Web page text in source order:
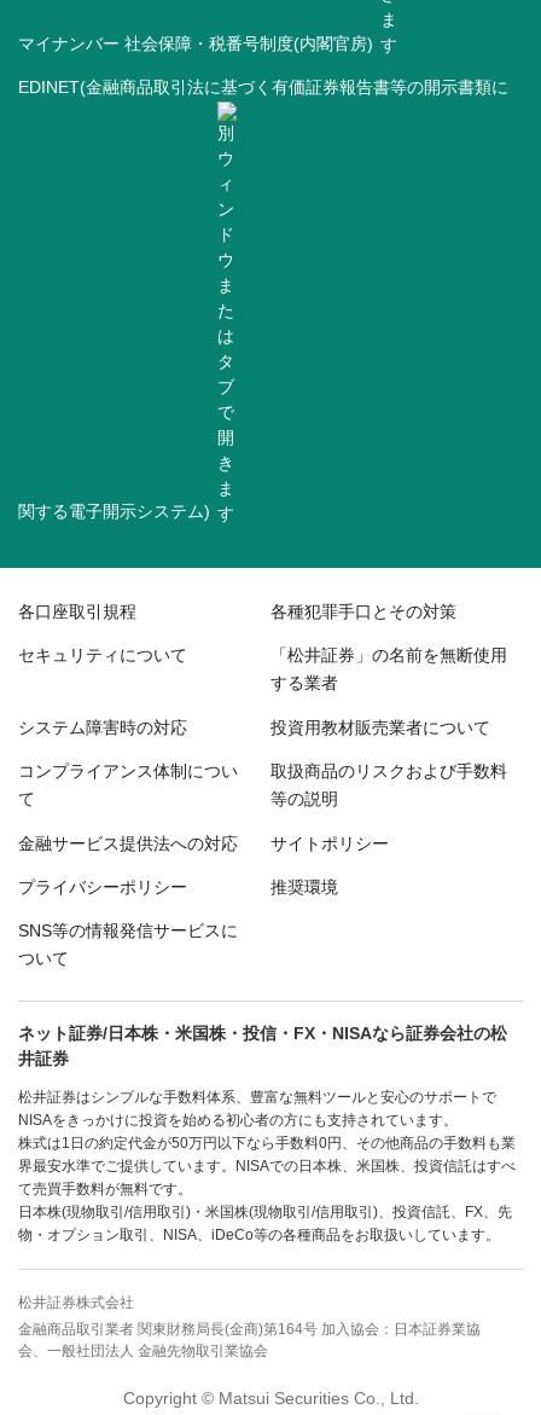
マイナンバー 社会保障・税番号制度(内閣官房)
EDINET(金融商品取引法に基づく有価証券報告書等の開示書類に
関する電子開示システム)
各口座取引規程 各種犯罪手口とその対策
セキュリティについて 「松井証券」の名前を無断使用
する業者
システム障害時の対応 投資用教材販売業者について
コンプライアンス体制につい
て
取扱商品のリスクおよび手数料
等の説明
金融サービス提供法への対応 サイトポリシー
プライバシーポリシー 推奨環境
SNS等の情報発信サービスに
ついて
ネット証券/日本株・米国株・投信・FX・NISAなら証券会社の松
井証券
松井証券はシンプルな手数料体系、豊富な無料ツールと安心のサポートで
NISAをきっかけに投資を始める初心者の方にも支持されています。
株式は1日の約定代金が50万円以下なら手数料0円、その他商品の手数料も業
界最安水準でご提供しています。NISAでの日本株、米国株、投資信託はすべ
て売買手数料が無料です。
日本株(現物取引/信用取引)・米国株(現物取引/信用取引)、投資信託、FX、先
物・オプション取引、NISA、iDeCo等の各種商品をお取扱いしています。
松井証券株式会社
金融商品取引業者 関東財務局長(金商)第164号 加入協会：日本証券業協
会、一般社団法人 金融先物取引業協会
Copyright © Matsui Securities Co., Ltd.